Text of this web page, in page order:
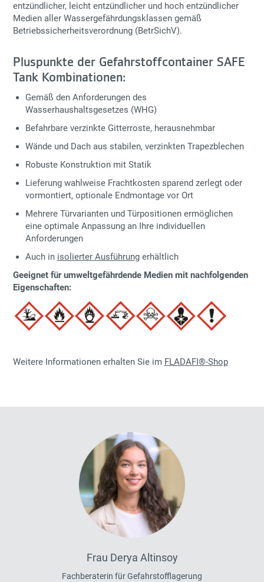
entzündlicher, leicht entzündlicher und hoch entzündlicher
Medien aller Wassergefährdungsklassen gemäß
Betriebssicherheitsverordnung (BetrSichV).
Pluspunkte der Gefahrstoffcontainer SAFE
Tank Kombinationen:
Gemäß den Anforderungen des
Wasserhaushaltsgesetzes (WHG)
Befahrbare verzinkte Gitterroste, herausnehmbar
Wände und Dach aus stabilen, verzinkten Trapezblechen
Robuste Konstruktion mit Statik
Lieferung wahlweise Frachtkosten sparend zerlegt oder
vormontiert, optionale Endmontage vor Ort
Mehrere Türvarianten und Türpositionen ermöglichen
eine optimale Anpassung an Ihre individuellen
Anforderungen
Auch in isolierter Ausführungerhältlich
Geeignet für umweltgefährdende Medien mit nachfolgenden
Eigenschaften:
Weitere Informationen erhalten Sie im FLADAFI®-Shop
Frau Derya Altinsoy
Fachberaterin für Gefahrstofflagerung